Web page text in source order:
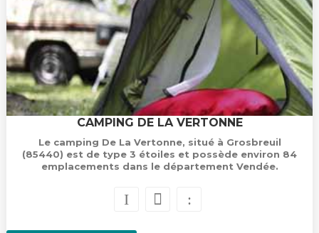
CAMPING DE LA VERTONNE
Le camping De La Vertonne, situé à Grosbreuil
(85440) est de type 3 étoiles et possède environ 84
emplacements dans le département Vendée.